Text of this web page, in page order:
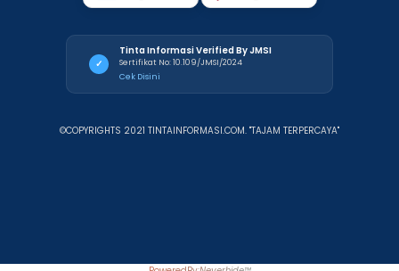
✓
Tinta Informasi Verified By JMSI
Sertifikat No: 10.109/JMSI/2024
Cek Disini
©COPYRIGHTS 2021 TINTAINFORMASI.COM. "TAJAM TERPERCAYA"